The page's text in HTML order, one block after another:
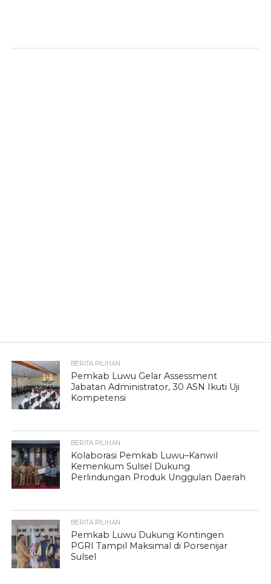
BERITA PILIHAN
Pemkab Luwu Gelar Assessment
Jabatan Administrator, 30 ASN Ikuti Uji
Kompetensi
BERITA PILIHAN
Kolaborasi Pemkab Luwu–Kanwil
Kemenkum Sulsel Dukung
Perlindungan Produk Unggulan Daerah
BERITA PILIHAN
Pemkab Luwu Dukung Kontingen
PGRI Tampil Maksimal di Porsenijar
Sulsel